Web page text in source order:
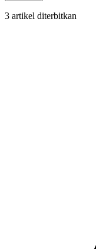
3 artikel diterbitkan